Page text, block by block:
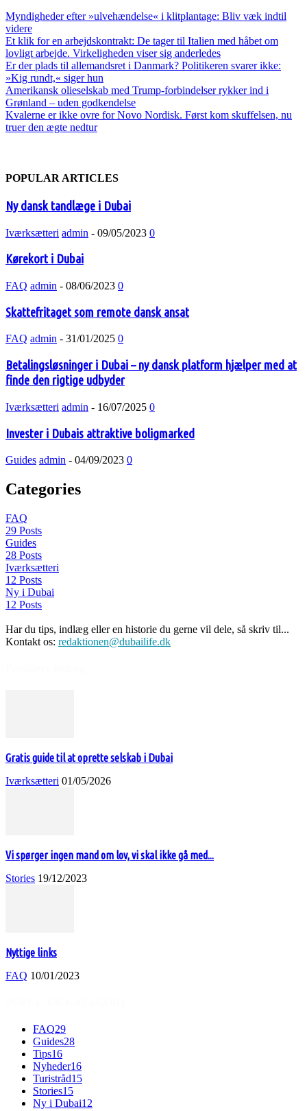
Myndigheder efter »ulvehændelse« i klitplantage: Bliv væk indtil
videre
Et klik for en arbejdskontrakt: De tager til Italien med håbet om
lovligt arbejde. Virkeligheden viser sig anderledes
Er der plads til allemandsret i Danmark? Politikeren svarer ikke:
»Kig rundt,« siger hun
Amerikansk olieselskab med Trump-forbindelser rykker ind i
Grønland – uden godkendelse
Kvalerne er ikke ovre for Novo Nordisk. Først kom skuffelsen, nu
truer den ægte nedtur
POPULAR ARTICLES
Ny dansk tandlæge i Dubai
Iværksætteri admin - 09/05/2023 0
Kørekort i Dubai
FAQ admin - 08/06/2023 0
Skattefritaget som remote dansk ansat
FAQ admin - 31/01/2025 0
Betalingsløsninger i Dubai – ny dansk platform hjælper med at
finde den rigtige udbyder
Iværksætteri admin - 16/07/2025 0
Invester i Dubais attraktive boligmarked
Guides admin - 04/09/2023 0
Categories
FAQ
29 Posts
Guides
28 Posts
Iværksætteri
12 Posts
Ny i Dubai
12 Posts
Har du tips, indlæg eller en historie du gerne vil dele, så skriv til...
Kontakt os: redaktionen@dubailife.dk
Gratis guide til at oprette selskab i Dubai
Iværksætteri 01/05/2026
Vi spørger ingen mand om lov, vi skal ikke gå med...
Stories 19/12/2023
Nyttige links
FAQ 10/01/2023
FAQ29
Guides28
Tips16
Nyheder16
Turistråd15
Stories15
Ny i Dubai12